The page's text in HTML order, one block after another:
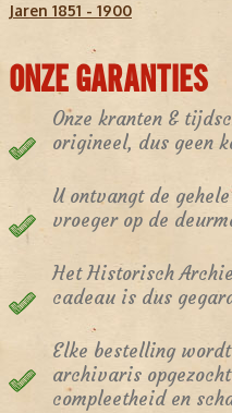
Jaren 1851 - 1900
ONZE GARANTIES
Onze kranten &
origineel, dus geen
U ontvangt de
vroeger op de
Het Historisch
cadeau is dus
Elke bestelling
archivaris
compleetheid en